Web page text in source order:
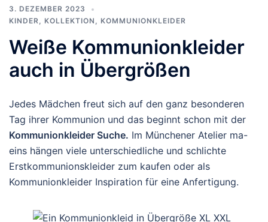
3. DEZEMBER 2023
KINDER, KOLLEKTION , KOMMUNIONKLEIDER
Weiße Kommunionkleider
auch in Übergrößen
Jedes Mädchen freut sich auf den ganz besonderen
Tag ihrer Kommunion und das beginnt schon mit der
Kommunionkleider Suche. Im Münchener Atelier ma-
eins hängen viele unterschiedliche und schlichte
Erstkommunionskleider zum kaufen oder als
Kommunionkleider Inspiration für eine Anfertigung.